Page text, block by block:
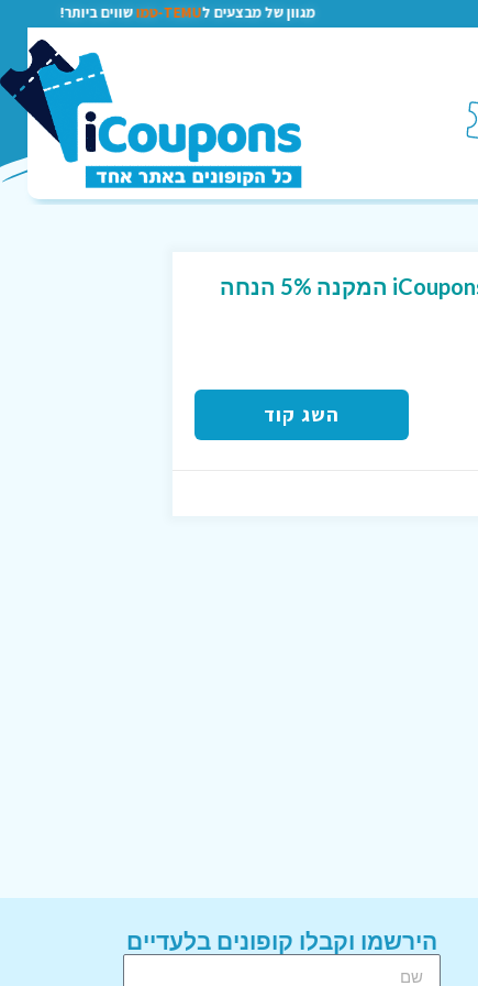
מגוון של מבצעים לTEMU-טמו שווים ביותר!
קוד קופון בלעדי לגולשי iCoupons המקנה 5% הנחה
השג קוד
הירשמו וקבלו קופונים בלעדיים